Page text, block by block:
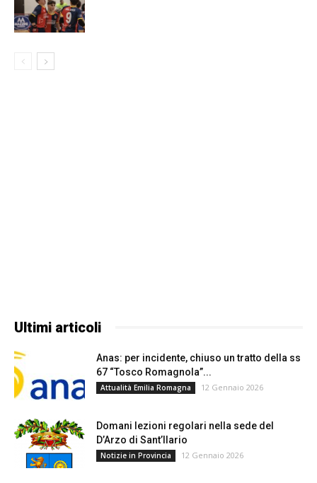
Ultimi articoli
Anas: per incidente, chiuso un tratto della ss
67 “Tosco Romagnola”...
Attualità Emilia Romagna 12 Gennaio 2026
Domani lezioni regolari nella sede del
D’Arzo di Sant’Ilario
Notizie in Provincia 12 Gennaio 2026